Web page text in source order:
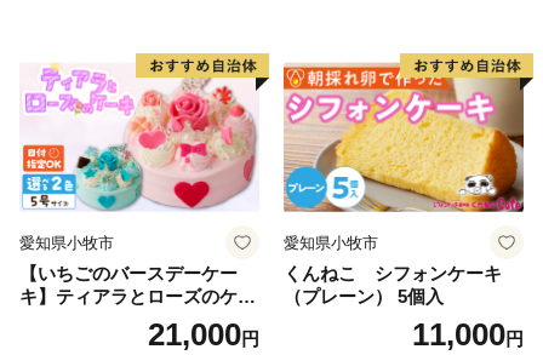
デコレーションケーキ ホー
ルケーキ
愛知県小牧市
【いちごのバースデーケー
キ】ティアラとローズのケー
キ スイーツ デザート 洋菓
子 お取り寄せ 愛知県 小牧市
21,000円
愛知県小牧市
くんねこ シフォンケーキ
（プレーン） 5個入
11,000円